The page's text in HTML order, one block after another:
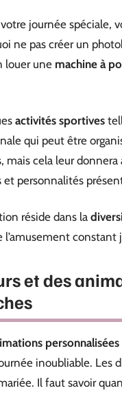
journée spéciale,
ne pas créer un
louer une machine à
activités sportives
qui peut être
cela leur
personnalités
réside dans la
constant
et des
personnalisées
inoubliable. Les
Il faut savoir